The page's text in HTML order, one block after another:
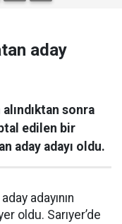
aday
sonra
edilen bir
aday adayı oldu.
adayının
oldu. Sarıyer’de